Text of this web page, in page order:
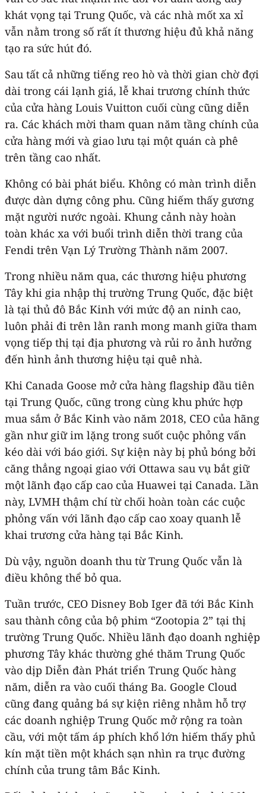
khát vọng tại Trung Quốc, và các nhà mốt xa xỉ
vẫn nằm trong số rất ít thương hiệu đủ khả năng
tạo ra sức hút đó.
Sau tất cả những tiếng reo hò và thời gian chờ đợi
dài trong cái lạnh giá, lễ khai trương chính thức
của cửa hàng Louis Vuitton cuối cùng cũng diễn
ra. Các khách mời tham quan năm tầng chính của
cửa hàng mới và giao lưu tại một quán cà phê
trên tầng cao nhất.
Không có bài phát biểu. Không có màn trình diễn
được dàn dựng công phu. Cũng hiếm thấy gương
mặt người nước ngoài. Khung cảnh này hoàn
toàn khác xa với buổi trình diễn thời trang của
Fendi trên Vạn Lý Trường Thành năm 2007.
Trong nhiều năm qua, các thương hiệu phương
Tây khi gia nhập thị trường Trung Quốc, đặc biệt
là tại thủ đô Bắc Kinh với mức độ an ninh cao,
luôn phải đi trên lằn ranh mong manh giữa tham
vọng tiếp thị tại địa phương và rủi ro ảnh hưởng
đến hình ảnh thương hiệu tại quê nhà.
Khi Canada Goose mở cửa hàng flagship đầu tiên
tại Trung Quốc, cũng trong cùng khu phức hợp
mua sắm ở Bắc Kinh vào năm 2018, CEO của hãng
gần như giữ im lặng trong suốt cuộc phỏng vấn
kéo dài với báo giới. Sự kiện này bị phủ bóng bởi
căng thẳng ngoại giao với Ottawa sau vụ bắt giữ
một lãnh đạo cấp cao của Huawei tại Canada. Lần
này, LVMH thậm chí từ chối hoàn toàn các cuộc
phỏng vấn với lãnh đạo cấp cao xoay quanh lễ
khai trương cửa hàng tại Bắc Kinh.
Dù vậy, nguồn doanh thu từ Trung Quốc vẫn là
điều không thể bỏ qua.
Tuần trước, CEO Disney Bob Iger đã tới Bắc Kinh
sau thành công của bộ phim “Zootopia 2” tại thị
trường Trung Quốc. Nhiều lãnh đạo doanh nghiệp
phương Tây khác thường ghé thăm Trung Quốc
vào dịp Diễn đàn Phát triển Trung Quốc hàng
năm, diễn ra vào cuối tháng Ba. Google Cloud
cũng đang quảng bá sự kiện riêng nhằm hỗ trợ
các doanh nghiệp Trung Quốc mở rộng ra toàn
cầu, với một tấm áp phích khổ lớn hiếm thấy phủ
kín mặt tiền một khách sạn nhìn ra trục đường
chính của trung tâm Bắc Kinh.